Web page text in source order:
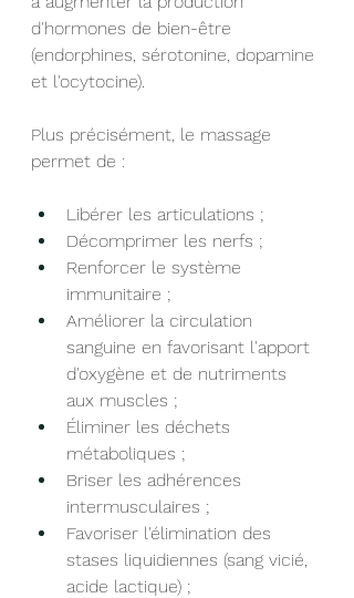
d'hormones de bien-être
(endorphines, sérotonine, dopamine
et l'ocytocine).
Plus précisément, le massage
permet de :
Libérer les articulations ;
Décomprimer les nerfs ;
Renforcer le système
immunitaire ;
Améliorer la circulation
sanguine en favorisant l'apport
d'oxygène et de nutriments
aux muscles ;
Éliminer les déchets
métaboliques ;
Briser les adhérences
intermusculaires ;
Favoriser l'élimination des
stases liquidiennes (sang vicié,
acide lactique) ;